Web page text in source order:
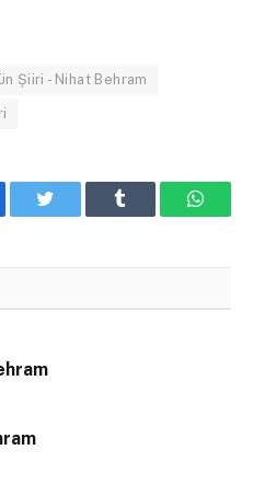
Şiiri - Nihat Behram
Twitter